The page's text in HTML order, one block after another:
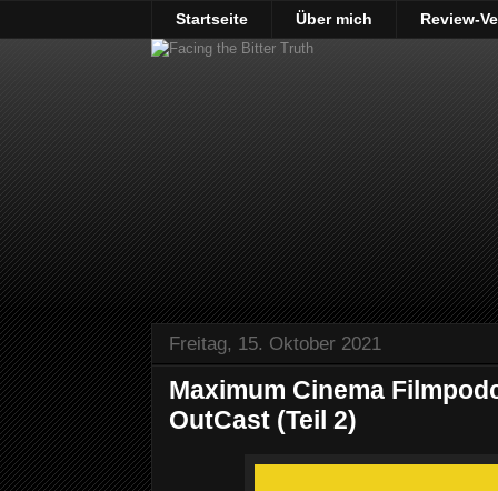
Startseite Über mich Review-
Freitag, 15. Oktober 2021
Maximum Cinema
OutCast (Teil 2)